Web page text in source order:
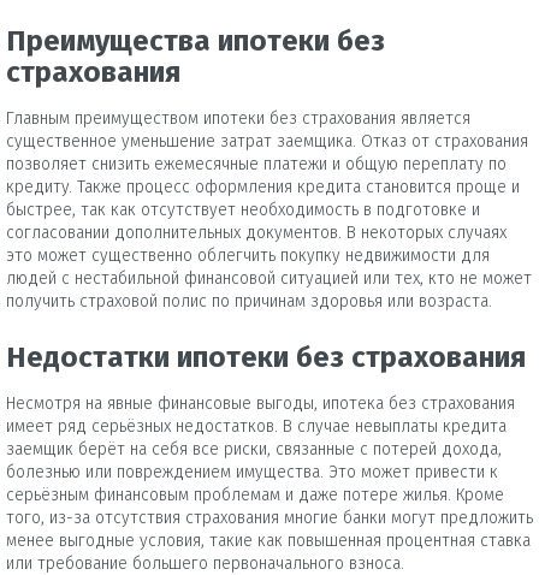
Преимущества ипотеки без
страхования
Главным преимуществом ипотеки без страхования является
существенное уменьшение затрат заемщика. Отказ от страхования
позволяет снизить ежемесячные платежи и общую переплату по
кредиту. Также процесс оформления кредита становится проще и
быстрее, так как отсутствует необходимость в подготовке и
согласовании дополнительных документов. В некоторых случаях
это может существенно облегчить покупку недвижимости для
людей с нестабильной финансовой ситуацией или тех, кто не может
получить страховой полис по причинам здоровья или возраста.
Недостатки ипотеки без страхования
Несмотря на явные финансовые выгоды, ипотека без страхования
имеет ряд серьёзных недостатков. В случае невыплаты кредита
заемщик берёт на себя все риски, связанные с потерей дохода,
болезнью или повреждением имущества. Это может привести к
серьёзным финансовым проблемам и даже потере жилья. Кроме
того, из-за отсутствия страхования многие банки могут предложить
менее выгодные условия, такие как повышенная процентная ставка
или требование большего первоначального взноса.